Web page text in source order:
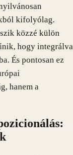
kifolyólag.
közzé külön
hogy integrálva
És pontosan ez
hanem a